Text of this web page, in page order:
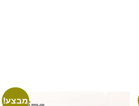
מבצע!